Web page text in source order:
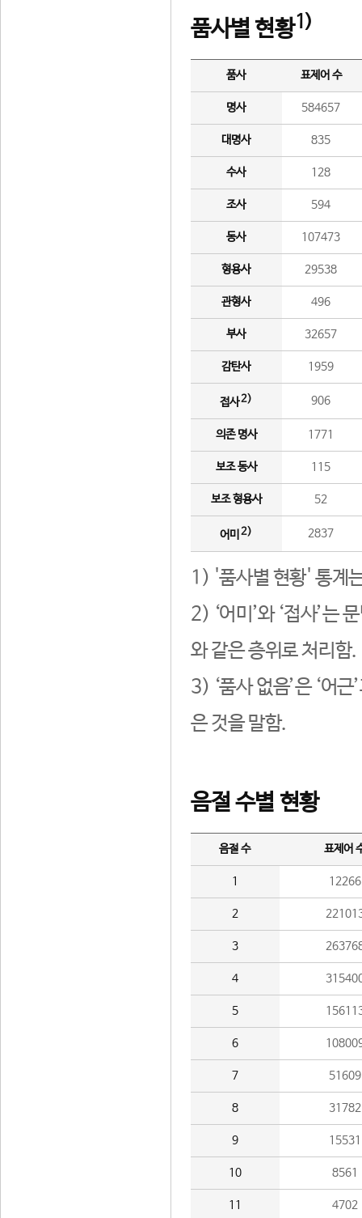
품사별 현황1)
품사 표제어 수
명사 584657
대명사 835
수사 128
조사 594
동사 107473
형용사 29538
관형사 496
부사 32657
감탄사 1959
접사2) 906
의존 명사 1771
보조 동사 115
보조 형용사 52
어미 2) 2837
1) '품사별 현황' 통계
2) ‘어미’와 ‘접사’는
와 같은 층위로 처리함.
3) ‘품사 없음’은 ‘어
은 것을 말함.
음절 수별 현황
음절 수 표제어
1 12266
2
3
4
5
6
7 51609
8 31782
9 15531
10 8561
11 4702